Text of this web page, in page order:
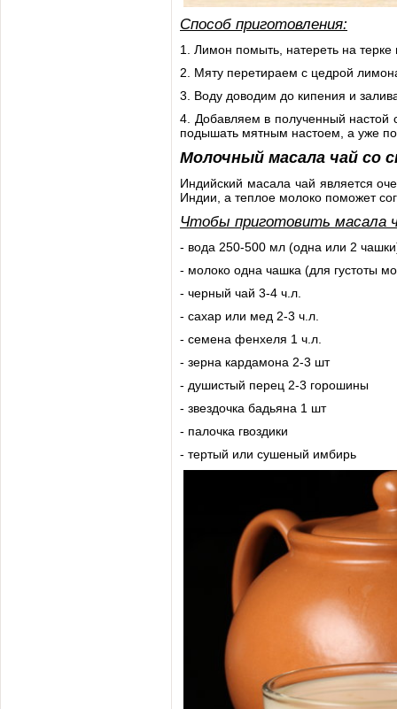
Способ приготовления:
1. Лимон помыть, натереть на терке
2. Мяту перетираем с цедрой
3. Воду доводим до кипения и
4. Добавляем в полученный настой
подышать мятным настоем, а уже
Молочный масала чай со
Индийский масала чай является
Индии, а теплое молоко поможет
Чтобы приготовить масала
- вода 250-500 мл (одна или 2
- молоко одна чашка (для густоты
- черный чай 3-4 ч.л.
- сахар или мед 2-3 ч.л.
- семена фенхеля 1 ч.л.
- зерна кардамона 2-3 шт
- душистый перец 2-3 горошины
- звездочка бадьяна 1 шт
- палочка гвоздики
- тертый или сушеный имбирь